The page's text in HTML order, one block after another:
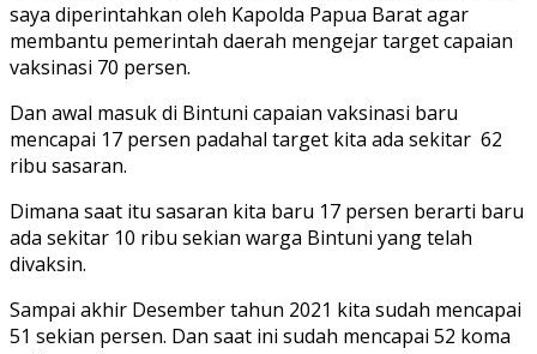
saya diperintahkan oleh Kapolda Papua Barat agar
membantu pemerintah daerah mengejar target capaian
vaksinasi 70 persen.
Dan awal masuk di Bintuni capaian vaksinasi baru
mencapai 17 persen padahal target kita ada sekitar 62
ribu sasaran.
Dimana saat itu sasaran kita baru 17 persen berarti baru
ada sekitar 10 ribu sekian warga Bintuni yang telah
divaksin.
Sampai akhir Desember tahun 2021 kita sudah mencapai
51 sekian persen. Dan saat ini sudah mencapai 52 koma